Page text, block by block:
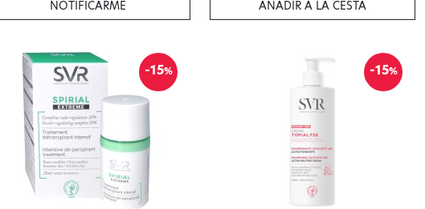
NOTIFICARME AÑADIR A LA CESTA
-15% -15%